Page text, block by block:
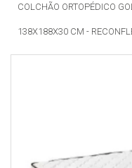
COLCHÃO ORTOPÉDICO
138X188X30 CM -